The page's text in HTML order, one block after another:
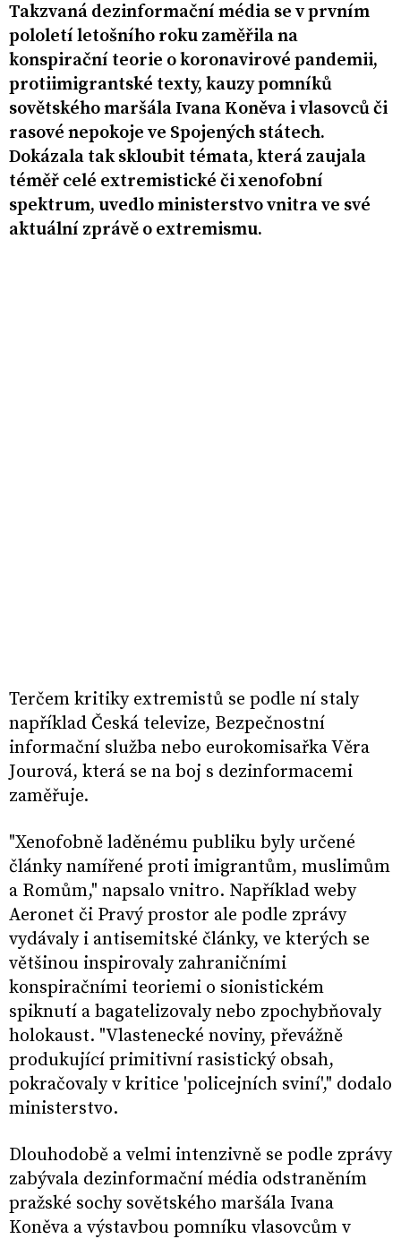
Takzvaná dezinformační média se v prvním
pololetí letošního roku zaměřila na
konspirační teorie o koronavirové pandemii,
protiimigrantské texty, kauzy pomníků
sovětského maršála Ivana Koněva i vlasovců či
rasové nepokoje ve Spojených státech.
Dokázala tak skloubit témata, která zaujala
téměř celé extremistické či xenofobní
spektrum, uvedlo ministerstvo vnitra ve své
aktuální zprávě o extremismu.
Terčem kritiky extremistů se podle ní staly
například Česká televize, Bezpečnostní
informační služba nebo eurokomisařka Věra
Jourová, která se na boj s dezinformacemi
zaměřuje.
"Xenofobně laděnému publiku byly určené
články namířené proti imigrantům, muslimům
a Romům," napsalo vnitro. Například weby
Aeronet či Pravý prostor ale podle zprávy
vydávaly i antisemitské články, ve kterých se
většinou inspirovaly zahraničními
konspiračními teoriemi o sionistickém
spiknutí a bagatelizovaly nebo zpochybňovaly
holokaust. "Vlastenecké noviny, převážně
produkující primitivní rasistický obsah,
pokračovaly v kritice 'policejních sviní'," dodalo
ministerstvo.
Dlouhodobě a velmi intenzivně se podle zprávy
zabývala dezinformační média odstraněním
pražské sochy sovětského maršála Ivana
Koněva a výstavbou pomníku vlasovcům v